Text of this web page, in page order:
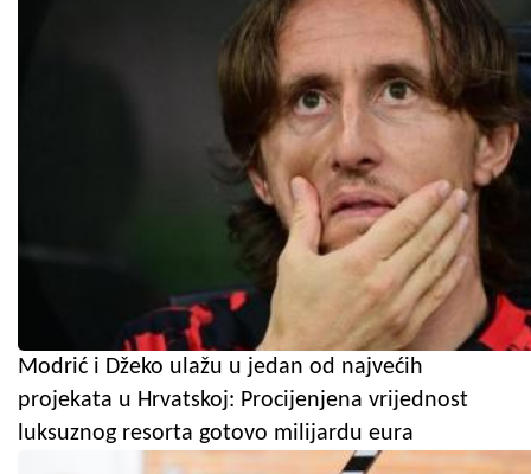
Modrić i Džeko ulažu u jedan od najvećih
projekata u Hrvatskoj: Procijenjena vrijednost
luksuznog resorta gotovo milijardu eura